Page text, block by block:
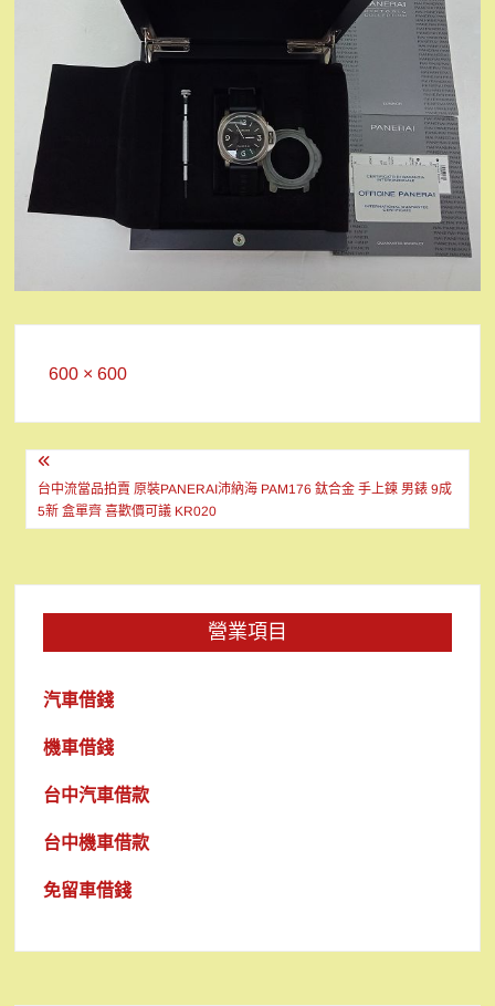
Full
600 × 600
文
章
導
覽
台中流當品拍賣 原裝PANERAI沛納海 PAM176 鈦合金 手上鍊 男錶 9成
5新 盒單齊 喜歡價可議 KR020
營業項目
汽車借錢
機車借錢
台中汽車借款
台中機車借款
免留車借錢